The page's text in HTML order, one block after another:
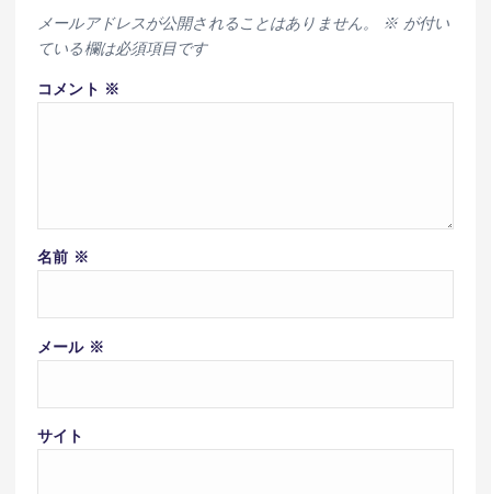
メールアドレスが公開されることはありません。 ※が付い
ている欄は必須項目です
コメント ※
名前 ※
メール ※
サイト